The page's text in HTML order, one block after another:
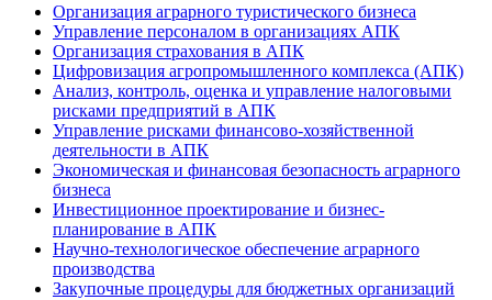
Организация аграрного туристического бизнеса
Управление персоналом в организациях АПК
Организация страхования в АПК
Цифровизация агропромышленного комплекса (АПК)
Анализ, контроль, оценка и управление налоговыми
рисками предприятий в АПК
Управление рисками финансово-хозяйственной
деятельности в АПК
Экономическая и финансовая безопасность аграрного
бизнеса
Инвестиционное проектирование и бизнес-
планирование в АПК
Научно-технологическое обеспечение аграрного
производства
Закупочные процедуры для бюджетных организаций